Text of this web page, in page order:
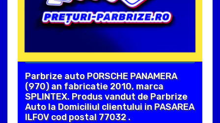
Parbrize auto PORSCHE PANAMERA
(970) an fabricatie 2010, marca
SPLINTEX. Produs vandut de Parbrize
Auto la Domiciliul clientului in PASAREA
ILFOV cod postal 77032 .